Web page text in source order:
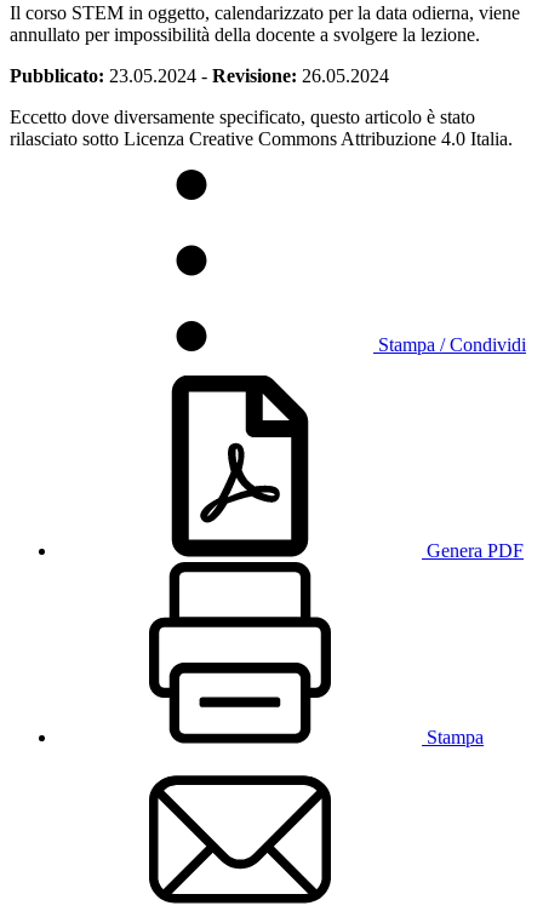
Il corso STEM in oggetto, calendarizzato per la data odierna, viene
annullato per impossibilità della docente a svolgere la lezione.
Pubblicato: 23.05.2024 - Revisione: 26.05.2024
Eccetto dove diversamente specificato, questo articolo è stato
rilasciato sotto Licenza Creative Commons Attribuzione 4.0 Italia.
Stampa / Condividi
Genera PDF
Stampa